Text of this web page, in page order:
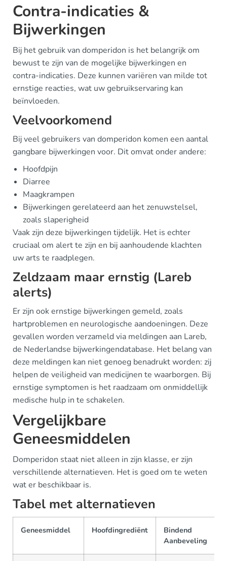
Contra-indicaties &
Bijwerkingen
Bij het gebruik van domperidon is het belangrijk om
bewust te zijn van de mogelijke bijwerkingen en
contra-indicaties. Deze kunnen variëren van milde tot
ernstige reacties, wat uw gebruikservaring kan
beïnvloeden.
Veelvoorkomend
Bij veel gebruikers van domperidon komen een aantal
gangbare bijwerkingen voor. Dit omvat onder andere:
Hoofdpijn
Diarree
Maagkrampen
Bijwerkingen gerelateerd aan het zenuwstelsel,
zoals slaperigheid
Vaak zijn deze bijwerkingen tijdelijk. Het is echter
cruciaal om alert te zijn en bij aanhoudende klachten
uw arts te raadplegen.
Zeldzaam maar ernstig (Lareb
alerts)
Er zijn ook ernstige bijwerkingen gemeld, zoals
hartproblemen en neurologische aandoeningen. Deze
gevallen worden verzameld via meldingen aan Lareb,
de Nederlandse bijwerkingendatabase. Het belang van
deze meldingen kan niet genoeg benadrukt worden: zij
helpen de veiligheid van medicijnen te waarborgen. Bij
ernstige symptomen is het raadzaam om onmiddellijk
medische hulp in te schakelen.
Vergelijkbare
Geneesmiddelen
Domperidon staat niet alleen in zijn klasse, er zijn
verschillende alternatieven. Het is goed om te weten
wat er beschikbaar is.
Tabel met alternatieven
Geneesmiddel Hoofdingrediënt
Bindend
Aanbeveling